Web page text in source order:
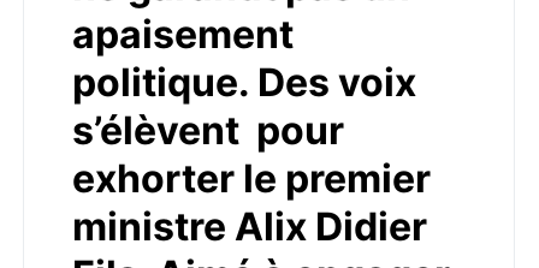
apaisement
politique. Des voix
s’élèvent pour
exhorter le premier
ministre Alix Didier